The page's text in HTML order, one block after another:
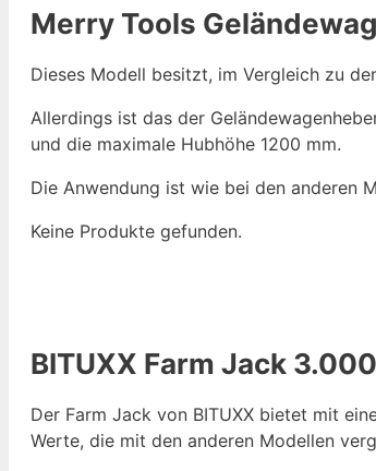
Merry Tools
Dieses Modell besitzt, im Vergleich zu
Allerdings ist das der
und die maximale Hubhöhe 1200 mm.
Die Anwendung ist wie bei den anderen
Keine Produkte gefunden.
BITUXX Farm Jack
Der Farm Jack von BITUXX bietet mit
Werte, die mit den anderen Modellen